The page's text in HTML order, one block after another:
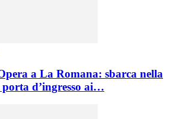
a La Romana: sbarca nella
d’ingresso ai…